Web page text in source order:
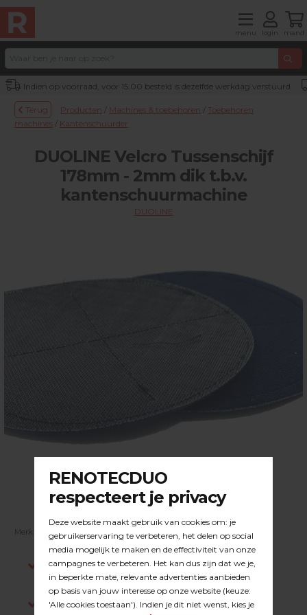
menu login mand
Indien op voorraad, voor 15:00 besteld is dezelfde werkdag verstuurd
Terug Producten / Machines & toebehoren / Toebehoren
machines / Kantenschuurder
DUOLINE Velcro Tussenschijf
178mm - 2mm dik t.b.v.
kantenschuurmachine
DUOLINE
Merk: DUOLINE | Artikelnummer: 23.31.003
Indien op voorraad, voor 15:00 besteld is
dezelfde werkdag verstuurd.
Gratis verzending in NL vanaf €200,-